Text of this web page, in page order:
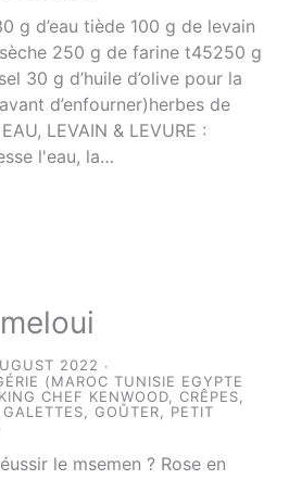
g d’eau tiède 100 g de levain
250 g de farine t45250 g
30 g d’huile d’olive pour la
d’enfourner)herbes de
LEVAIN & LEVURE :
l'eau, la…
2022
(MAROC TUNISIE EGYPTE
CHEF KENWOOD ,CRÊPES
,GALETTES ,GOÛTER
PETIT
le msemen ? Rose en